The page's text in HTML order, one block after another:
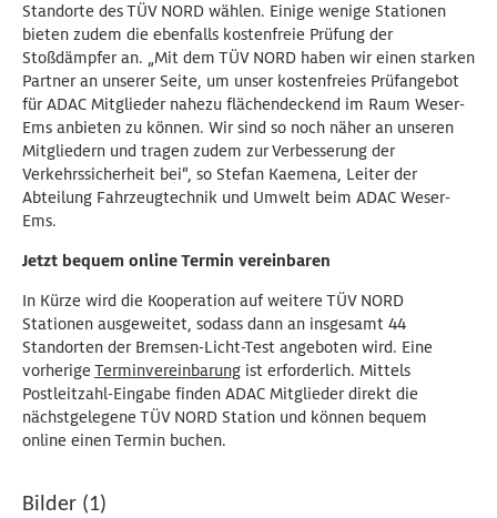
Standorte des TÜV NORD wählen. Einige wenige Stationen
bieten zudem die ebenfalls kostenfreie Prüfung der
Stoßdämpfer an. „Mit dem TÜV NORD haben wir einen starken
Partner an unserer Seite, um unser kostenfreies Prüfangebot
für ADAC Mitglieder nahezu flächendeckend im Raum Weser-
Ems anbieten zu können. Wir sind so noch näher an unseren
Mitgliedern und tragen zudem zur Verbesserung der
Verkehrssicherheit bei“, so Stefan Kaemena, Leiter der
Abteilung Fahrzeugtechnik und Umwelt beim ADAC Weser-
Ems.
Jetzt bequem online Termin vereinbaren
In Kürze wird die Kooperation auf weitere TÜV NORD
Stationen ausgeweitet, sodass dann an insgesamt 44
Standorten der Bremsen-Licht-Test angeboten wird. Eine
vorherige Terminvereinbarung ist erforderlich. Mittels
Postleitzahl-Eingabe finden ADAC Mitglieder direkt die
nächstgelegene TÜV NORD Station und können bequem
online einen Termin buchen.
Bilder (1)